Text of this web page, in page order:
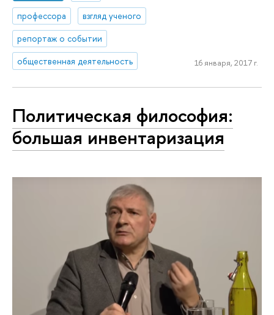
профессора
взгляд ученого
репортаж о событии
общественная деятельность
16 января, 2017 г.
Политическая философия:
большая инвентаризация